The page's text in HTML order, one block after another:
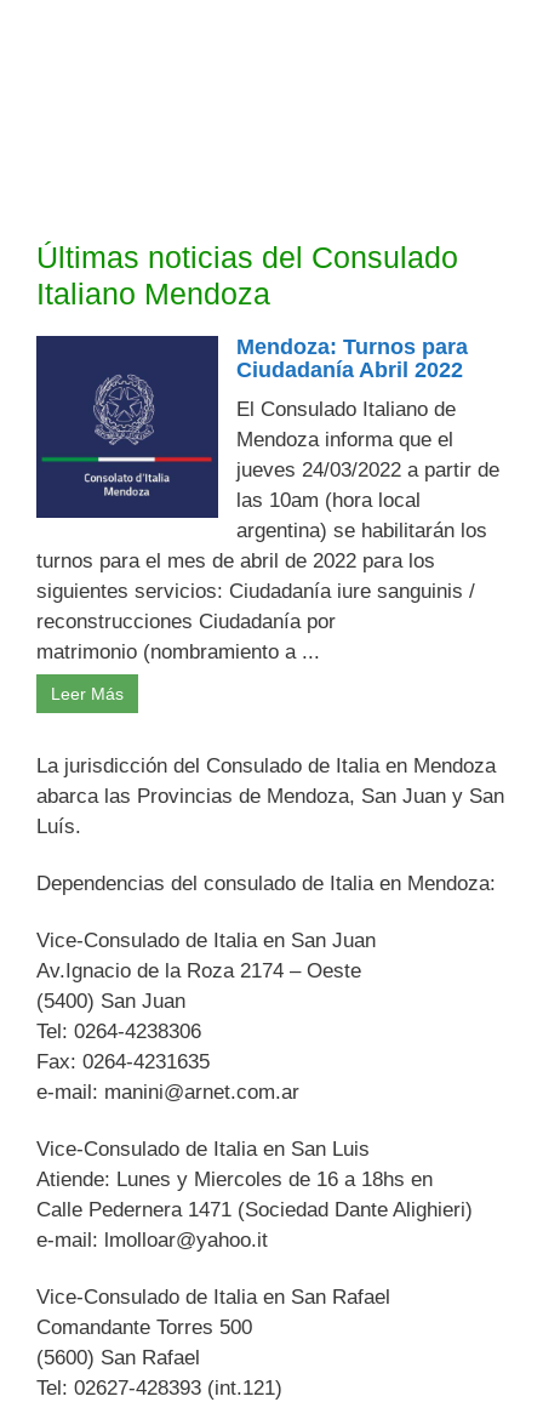
Últimas noticias del Consulado
Italiano Mendoza
Mendoza: Turnos para
Ciudadanía Abril 2022
El Consulado Italiano de
Mendoza informa que el
jueves 24/03/2022 a partir de
las 10am (hora local
argentina) se habilitarán los
turnos para el mes de abril de 2022 para los
siguientes servicios: Ciudadanía iure sanguinis /
reconstrucciones Ciudadanía por
matrimonio (nombramiento a ...
Leer Más
La jurisdicción del Consulado de Italia en Mendoza
abarca las Provincias de Mendoza, San Juan y San
Luís.
Dependencias del consulado de Italia en Mendoza:
Vice-Consulado de Italia en San Juan
Av.Ignacio de la Roza 2174 – Oeste
(5400) San Juan
Tel: 0264-4238306
Fax: 0264-4231635
e-mail: manini@arnet.com.ar
Vice-Consulado de Italia en San Luis
Atiende: Lunes y Miercoles de 16 a 18hs en
Calle Pedernera 1471 (Sociedad Dante Alighieri)
e-mail: lmolloar@yahoo.it
Vice-Consulado de Italia en San Rafael
Comandante Torres 500
(5600) San Rafael
Tel: 02627-428393 (int.121)